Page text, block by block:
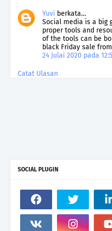
Yuvi berkata…
Social media is a big
proper tools and
of the tools can be
black Friday sale from
24 Julai 2020 pada
Catat Ulasan
SOCIAL PLUGIN